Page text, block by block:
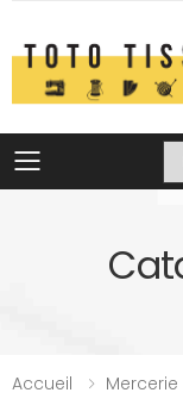
Toggle
Accueil Mercerie